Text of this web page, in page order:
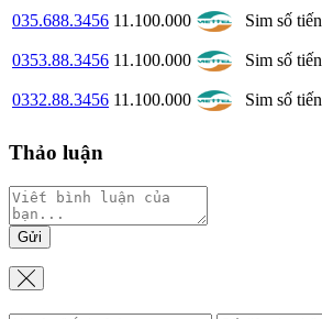
035.688.3456 11.100.000 Sim số tiến
0353.88.3456 11.100.000 Sim số tiến
0332.88.3456 11.100.000 Sim số tiến
Thảo luận
Gửi